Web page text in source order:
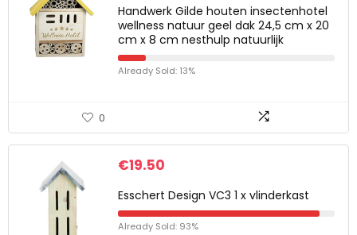
Handwerk Gilde houten insectenhotel
wellness natuur geel dak 24,5 cm x 20
cm x 8 cm nesthulp natuurlijk
Already Sold: 13%
0
€19.50
Esschert Design VC3 1 x vlinderkast
Already Sold: 93%